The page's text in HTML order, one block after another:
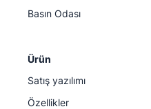
Basın Odası
Ürün
Satış yazılımı
Özellikler